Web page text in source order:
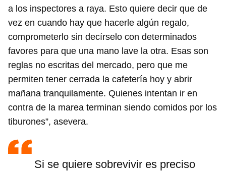
a los inspectores a raya. Esto quiere decir que de
vez en cuando hay que hacerle algún regalo,
comprometerlo sin decírselo con determinados
favores para que una mano lave la otra. Esas son
reglas no escritas del mercado, pero que me
permiten tener cerrada la cafetería hoy y abrir
mañana tranquilamente. Quienes intentan ir en
contra de la marea terminan siendo comidos por los
tiburones”, asevera.
Si se quiere sobrevivir es preciso